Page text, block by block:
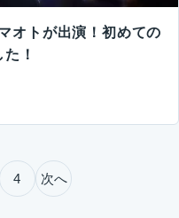
オトが出演！初めての
！
4 次へ